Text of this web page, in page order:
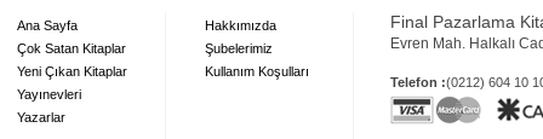
Ana Sayfa
Çok Satan Kitaplar
Yeni Çıkan Kitaplar
Yayınevleri
Yazarlar
Hakkımızda
Şubelerimiz
Kullanım Koşulları
Final Pazarlama
Evren Mah. Halkalı
Telefon :(0212) 604 10